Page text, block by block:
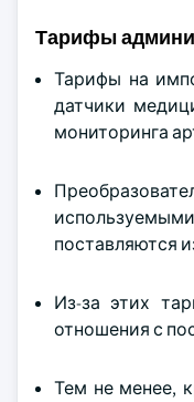
Тарифы
Тарифы на
датчики
мониторинга
поставляются
Из-за этих
отношения с
Тем не менее,